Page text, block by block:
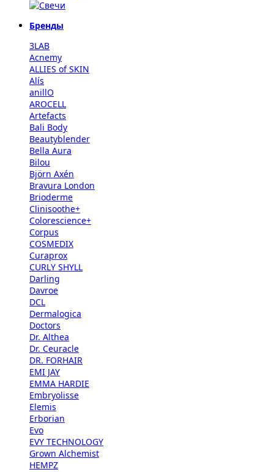
Бренды
3LAB
Acnemy
ALLIES of SKIN
Alís
anillO
AROCELL
Artefacts
Bali Body
Beautyblender
Bella Aura
Bilou
Björn Axén
Bravura London
Brioderme
Clinisoothe+
Colorescience+
Corpus
COSMEDIX
Curaprox
CURLY SHYLL
Darling
Davroe
DCL
Dermalogica
Doctors
Dr. Althea
Dr. Ceuracle
DR. FORHAIR
EMI JAY
EMMA HARDIE
Embryolisse
Elemis
Erborian
Evo
EVY TECHNOLOGY
Grown Alchemist
HEMPZ